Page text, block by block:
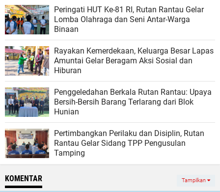
Peringati HUT Ke-81 RI, Rutan Rantau Gelar
Lomba Olahraga dan Seni Antar-Warga
Binaan
Rayakan Kemerdekaan, Keluarga Besar Lapas
Amuntai Gelar Beragam Aksi Sosial dan
Hiburan
Penggeledahan Berkala Rutan Rantau: Upaya
Bersih-Bersih Barang Terlarang dari Blok
Hunian
Pertimbangkan Perilaku dan Disiplin, Rutan
Rantau Gelar Sidang TPP Pengusulan
Tamping
KOMENTAR Tampilkan